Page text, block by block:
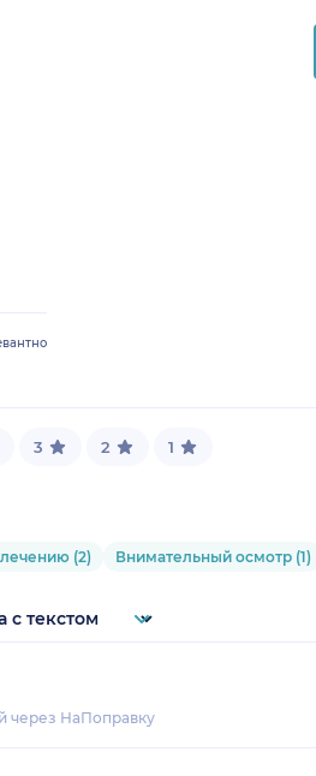
3 2 1
(2) Внимательный осмотр (1)
через НаПоправку